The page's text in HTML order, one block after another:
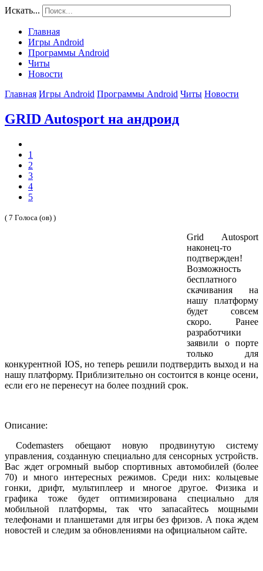
Искать...
Главная
Игры Android
Программы Android
Читы
Новости
Главная Игры Android Программы Android Читы Новости
GRID Autosport на андроид
1
2
3
4
5
( 7 Голоса (ов) )
Grid Autosport
наконец-то
подтвержден!
Возможность
бесплатного
скачивания на
нашу платформу
будет совсем
скоро. Ранее
разработчики
заявили о порте
только для
конкурентной IOS, но теперь решили подтвердить выход и на
нашу платформу. Приблизительно он состоится в конце осени,
если его не перенесут на более поздний срок.
Описание:
Codemasters обещают новую продвинутую систему
управления, созданную специально для сенсорных устройств.
Вас ждет огромный выбор спортивных автомобилей (более
70) и много интересных режимов. Среди них: кольцевые
гонки, дрифт, мультиплеер и многое другое. Физика и
графика тоже будет оптимизирована специально для
мобильной платформы, так что запасайтесь мощными
телефонами и планшетами для игры без фризов. А пока ждем
новостей и следим за обновлениями на официальном сайте.